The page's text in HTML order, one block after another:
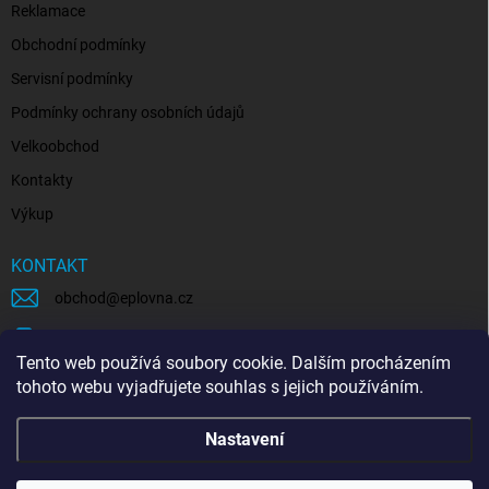
Tento web používá soubory cookie. Dalším procházením
tohoto webu vyjadřujete souhlas s jejich používáním.
Nastavení
Reklamace
Obchodní podmínky
Servisní podmínky
Podmínky ochrany osobních údajů
Velkoobchod
Kontakty
Výkup
KONTAKT
obchod @eplovna.cz
eplovna.cz